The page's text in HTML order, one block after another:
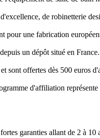
de robinetterie
une fabrication
un dépôt situé en France.
sont offertes dès 500 euros
d'affiliation
garanties allant de 2 à 10